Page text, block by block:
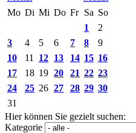
Mo Di Mi Do Fr Sa So
1
2
3
4 5 6 7 8
9
10
11 12 13 14 15 16
17
18 19 20 21 22 23
24
25 26 27 28 29 30
31
Hier können Sie gezielt suchen:
Kategorie